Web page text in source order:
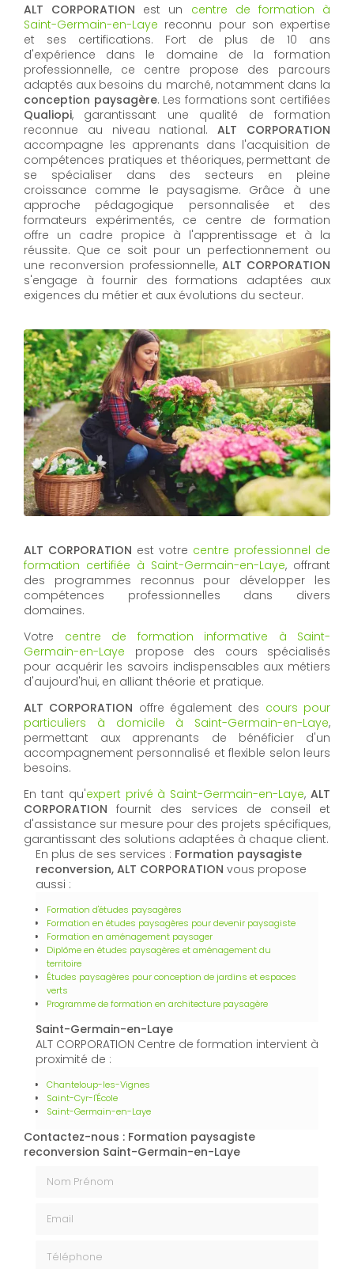
ALT CORPORATION est un centre de formation à
Saint-Germain-en-Laye reconnu pour son expertise
et ses certifications. Fort de plus de 10 ans
d'expérience dans le domaine de la formation
professionnelle, ce centre propose des parcours
adaptés aux besoins du marché, notamment dans la
conception paysagère. Les formations sont certifiées
Qualiopi, garantissant une qualité de formation
reconnue au niveau national.ALT CORPORATION
accompagne les apprenants dans l'acquisition de
compétences pratiques et théoriques, permettant de
se spécialiser dans des secteurs en pleine
croissance comme le paysagisme. Grâce à une
approche pédagogique personnalisée et des
formateurs expérimentés, ce centre de formation
offre un cadre propice à l'apprentissage et à la
réussite. Que ce soit pour un perfectionnement ou
une reconversion professionnelle,ALT CORPORATION​​​​​​​
s'engage à fournir des formations adaptées aux
exigences du métier et aux évolutions du secteur.
ALT CORPORATION est votre centre professionnel de
formation certifiée à Saint-Germain-en-Laye, offrant
des programmes reconnus pour développer les
compétences professionnelles dans divers
domaines.
Votre centre de formation informative à Saint-
Germain-en-Laye propose des cours spécialisés
pour acquérir les savoirs indispensables aux métiers
d'aujourd'hui, en alliant théorie et pratique.
ALT CORPORATION offre également des cours pour
particuliers à domicile à Saint-Germain-en-Laye,
permettant aux apprenants de bénéficier d'un
accompagnement personnalisé et flexible selon leurs
besoins.
En tant qu'expert privé à Saint-Germain-en-Laye,ALT
CORPORATION fournit des services de conseil et
d'assistance sur mesure pour des projets spécifiques,
garantissant des solutions adaptées à chaque client.
En plus de ses services : Formation paysagiste
reconversion, ALT CORPORATION vous propose
aussi :
Formation d'études paysagères
Formation en études paysagères pour devenir paysagiste
Formation en aménagement paysager
Diplôme en études paysagères et aménagement du
territoire
Études paysagères pour conception de jardins et espaces
verts
Programme de formation en architecture paysagère
Saint-Germain-en-Laye
ALT CORPORATION Centre de formation intervient à
proximité de :
Chanteloup-les-Vignes
Saint-Cyr-l'École
Saint-Germain-en-Laye
Contactez-nous : Formation paysagiste
reconversion Saint-Germain-en-Laye